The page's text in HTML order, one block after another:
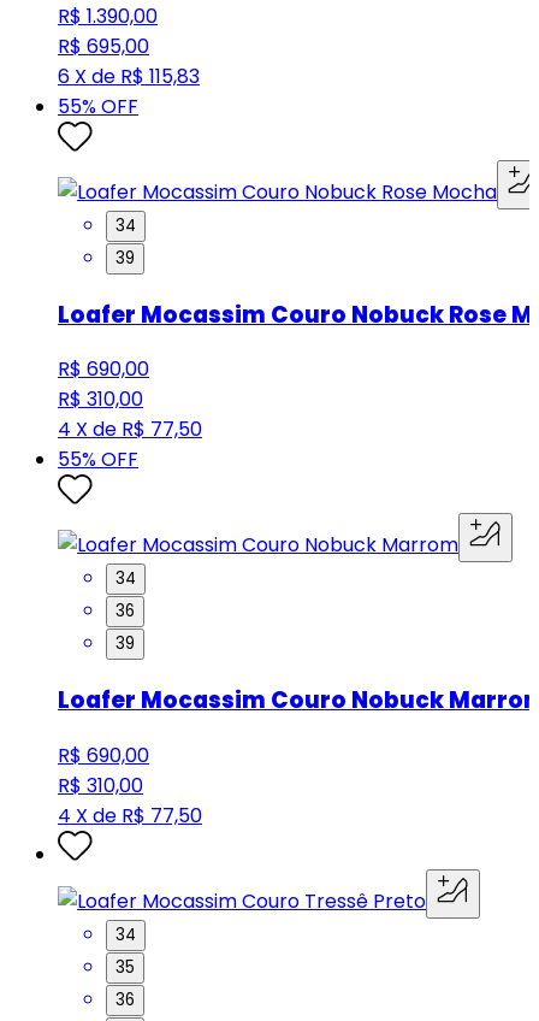
R$ 1.390,00
R$ 695,00
6 X de R$ 115,83
55% OFF
34
39
Loafer Mocassim Couro Nobuck Rose
R$ 690,00
R$ 310,00
4 X de R$ 77,50
55% OFF
34
36
39
Loafer Mocassim Couro Nobuck
R$ 690,00
R$ 310,00
4 X de R$ 77,50
34
35
36